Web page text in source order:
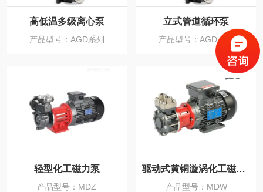
高低温多级离心泵
产品型号：AGD系列
立式管道循环泵
产品型号：AGD系列
轻型化工磁力泵
产品型号：MDZ
驱动式黄铜漩涡化工磁力泵
产品型号：MDW